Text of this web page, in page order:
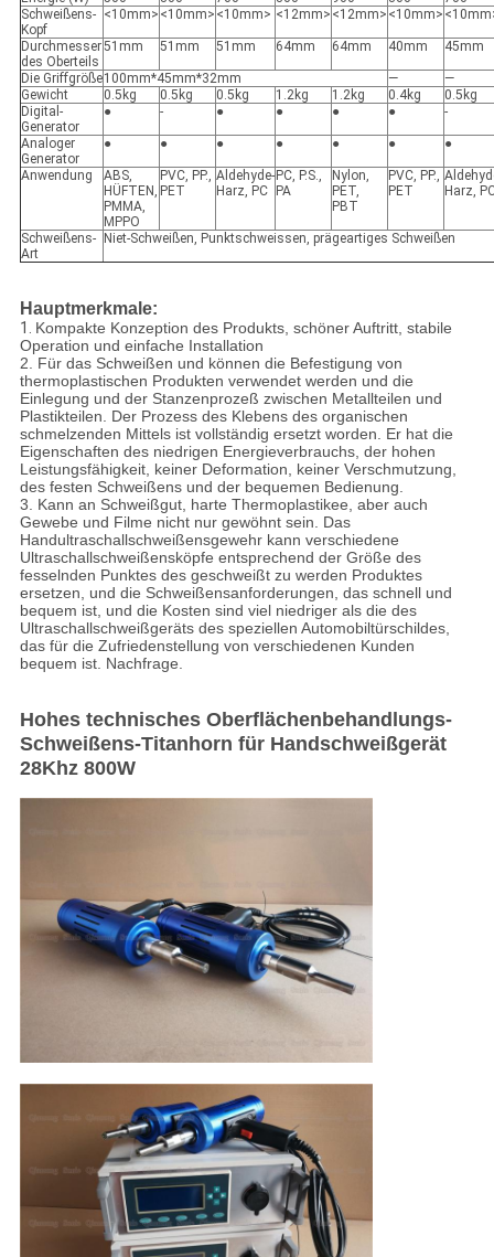
Schweißens-
Kopf
<10mm> <10mm> <10mm> <12mm> <12mm> <10mm>
Durchmesser
des Oberteils
51mm 51mm 51mm 64mm 64mm 40mm 45mm
Die Griffgröße100mm*45mm*32mm —
—
Gewicht
0.5kg 0.5kg 0.5kg 1.2kg 1.2kg 0.4kg
0.5kg
Digital-
Generator
● - ● ● ● ● -
Analoger
Generator
● ● ● ● ● ● ●
Anwendung
ABS,
HÜFTEN,
PMMA,
MPPO
PVC, PP.,
PET
Aldehyde-
Harz, PC
PC, P.S.,
PA
Nylon,
PET,
PBT
PVC, PP.,
PET
Harz,
Schweißens-
Art
Niet-Schweißen, Punktschweissen, prägeartiges Schweißen
Hauptmerkmale:
1. Kompakte Konzeption des Produkts, schöner Auftritt, stabile
Operation und einfache Installation
2. Für das Schweißen und können die Befestigung von
thermoplastischen Produkten verwendet werden und die
Einlegung und der Stanzenprozeß zwischen Metallteilen und
Plastikteilen. Der Prozess des Klebens des organischen
schmelzenden Mittels ist vollständig ersetzt worden. Er hat die
Eigenschaften des niedrigen Energieverbrauchs, der hohen
Leistungsfähigkeit, keiner Deformation, keiner Verschmutzung,
des festen Schweißens und der bequemen Bedienung.
3. Kann an Schweißgut, harte Thermoplastikee, aber auch
Gewebe und Filme nicht nur gewöhnt sein. Das
Handultraschallschweißensgewehr kann verschiedene
Ultraschallschweißensköpfe entsprechend der Größe des
fesselnden Punktes des geschweißt zu werden Produktes
ersetzen, und die Schweißensanforderungen, das schnell und
bequem ist, und die Kosten sind viel niedriger als die des
Ultraschallschweißgeräts des speziellen Automobiltürschildes,
das für die Zufriedenstellung von verschiedenen Kunden
bequem ist. Nachfrage.
Hohes technisches Oberflächenbehandlungs-
Schweißens-Titanhorn für Handschweißgerät
28Khz 800W